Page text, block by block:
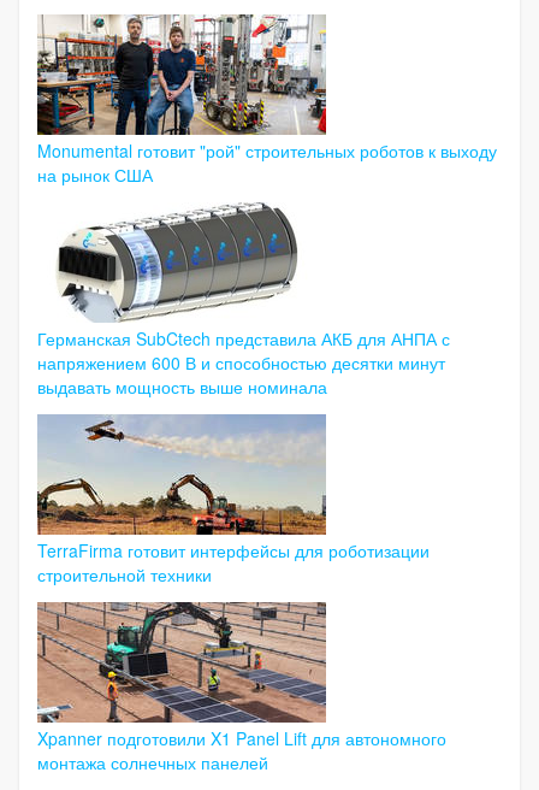
Monumental готовит "рой" строительных роботов к выходу
на рынок США
Германская SubCtech представила АКБ для АНПА с
напряжением 600 В и способностью десятки минут
выдавать мощность выше номинала
TerraFirma готовит интерфейсы для роботизации
строительной техники
Xpanner подготовили X1 Panel Lift для автономного
монтажа солнечных панелей